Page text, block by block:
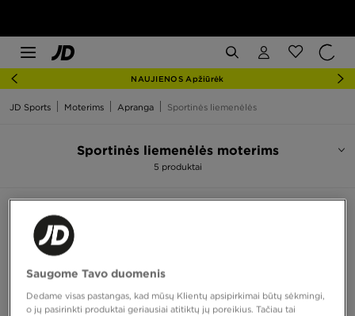
NAUJIENOS Apžiūrėk
JD Sports Moterims Apranga Sportinės liemenėlės
Sportinės liemenėlės moterims
5 produktai
Saugome Tavo duomenis
Dedame visas pastangas, kad mūsų Klientų apsipirkimai būtų sėkmingi,
o jų pasirinkti produktai geriausiai atitiktų jų poreikius. Tačiau tai